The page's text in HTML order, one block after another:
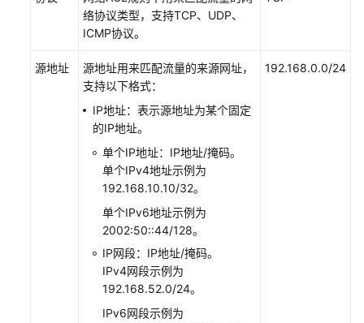
和
虚
络协议类型，支持TCP、UDP、
ICMP协议。
源地址
源地址用来匹配流量的来源网址，
支持以下格式：
IP地址：表示源地址为某个固定
的IP地址。
单个IP地址：IP地址/掩码。
单个IPv4地址示例为
192.168.10.10/32。
单个IPv6地址示例为
2002:50::44/128。
IP网段：IP地址/掩码。
IPv4网段示例为
192.168.52.0/24。
IPv6网段示例为
192.168.0.0/24